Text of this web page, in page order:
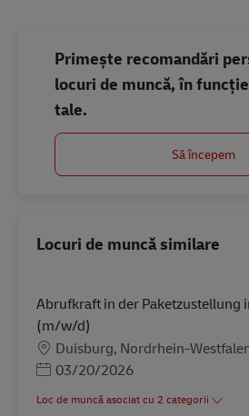
Primește recomandări
locuri de muncă, în
tale.
Să începem
Locuri de muncă similare
Abrufkraft in der Paketzustellung
(m/w/d)
Locație
Duisburg, Nordrhein-
Posted Date
03/20/2026
Loc de muncă asociat cu 2 categorii